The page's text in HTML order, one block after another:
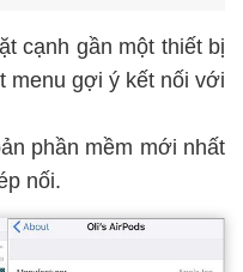
cạnh gần một thiết bị
menu gợi ý kết nối với
phần mềm mới nhất
nối.